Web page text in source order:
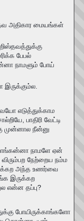
அதிகார மையங்கள்
பேபல்
நாமளும் போய்
எடுத்துக்காம
பாதிரி வேட்டி
முன்னால நீன்னு
நாமளே ஏன்
நேற்றைய நம்ம
அந்த உணர்வை
இருக்கற
என்ன தப்பு?
போயிருக்காங்களோ